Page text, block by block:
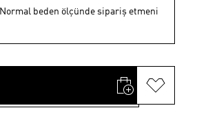
Normal beden ölçünde sipariş etmeni